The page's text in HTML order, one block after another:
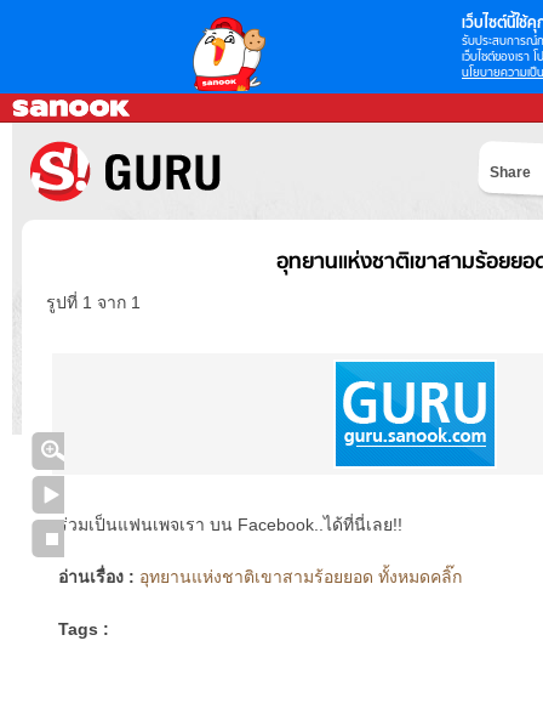
เว็บไซต์นี้ใช้คุ
รับประสบการณ์
เว็บไซต์ของเรา
นโยบายความเป็
Share
อุทยานแห่งชาติเขาสามร้อยยอ
รูปที่ 1 จาก 1
ร่วมเป็นแฟนเพจเรา บน Facebook..ได้ที่นี่เลย!!
อ่านเรื่อง : อุทยานแห่งชาติเขาสามร้อยยอด ทั้งหมดคลิ๊ก
Tags :